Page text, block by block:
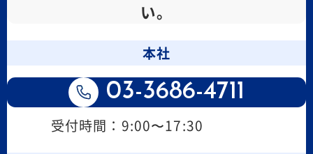
い。
本社
03-3686-4711
受付時間：9:00〜17:30